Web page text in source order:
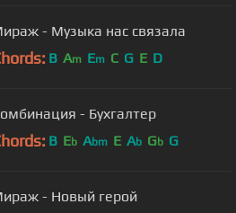
- Музыка нас связала
B Am Em C G E D
- Бухгалтер
B Eb Abm E Ab Gb G
- Новый герой